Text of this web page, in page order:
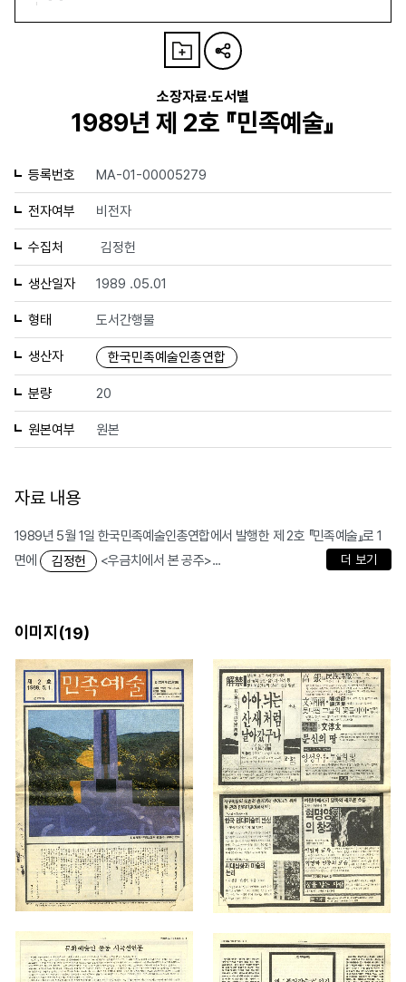
소장자료·도서별
1989년 제 2호 『민족예술』
등록번호 MA-01-00005279
전자여부 비전자
수집처 김정헌
생산일자 1989 .05.01
형태 도서간행물
생산자 한국민족예술인총연합
분량 20
원본여부 원본
자료 내용
1989년 5월 1일 한국민족예술인총연합에서 발행한 제 2호 『민족예술』로 1
면에
김정헌 <우금치에서 본 공주>... 더 보기
이미지(19)